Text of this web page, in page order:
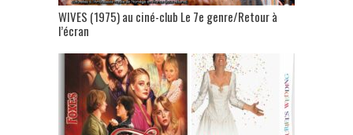
WIVES (1975) au ciné-club Le 7e genre/Retour à
l’écran